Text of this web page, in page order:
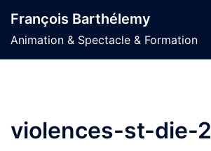
au
contenu
François Barthélemy
Animation & Spectacle & Formation
violences-st-die-2